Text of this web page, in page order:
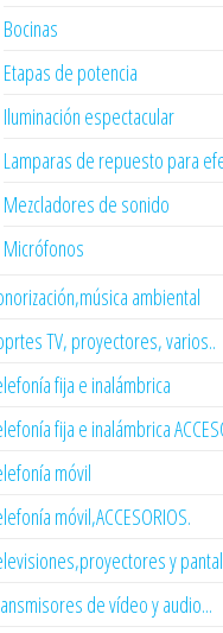
Bocinas
Etapas de potencia
Iluminación espectacular
Lamparas de repuesto para
Mezcladores de sonido
Micrófonos
ambiental
TV, proyectores, varios..
fija e inalámbrica
fija e inalámbrica
móvil
móvil,ACCESORIOS.
y
de vídeo y audio...